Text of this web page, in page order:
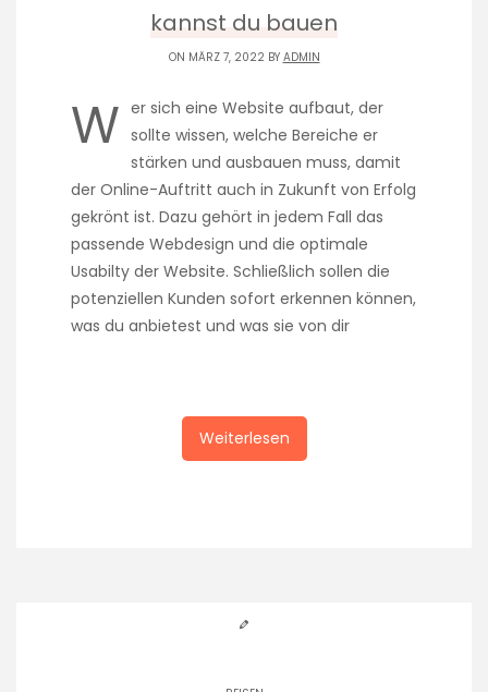
kannst du bauen
ON MÄRZ 7, 2022 BY ADMIN
W er sich eine Website aufbaut, der
sollte wissen, welche Bereiche er
stärken und ausbauen muss, damit
der Online-Auftritt auch in Zukunft von Erfolg
gekrönt ist. Dazu gehört in jedem Fall das
passende Webdesign und die optimale
Usabilty der Website. Schließlich sollen die
potenziellen Kunden sofort erkennen können,
was du anbietest und was sie von dir
Weiterlesen